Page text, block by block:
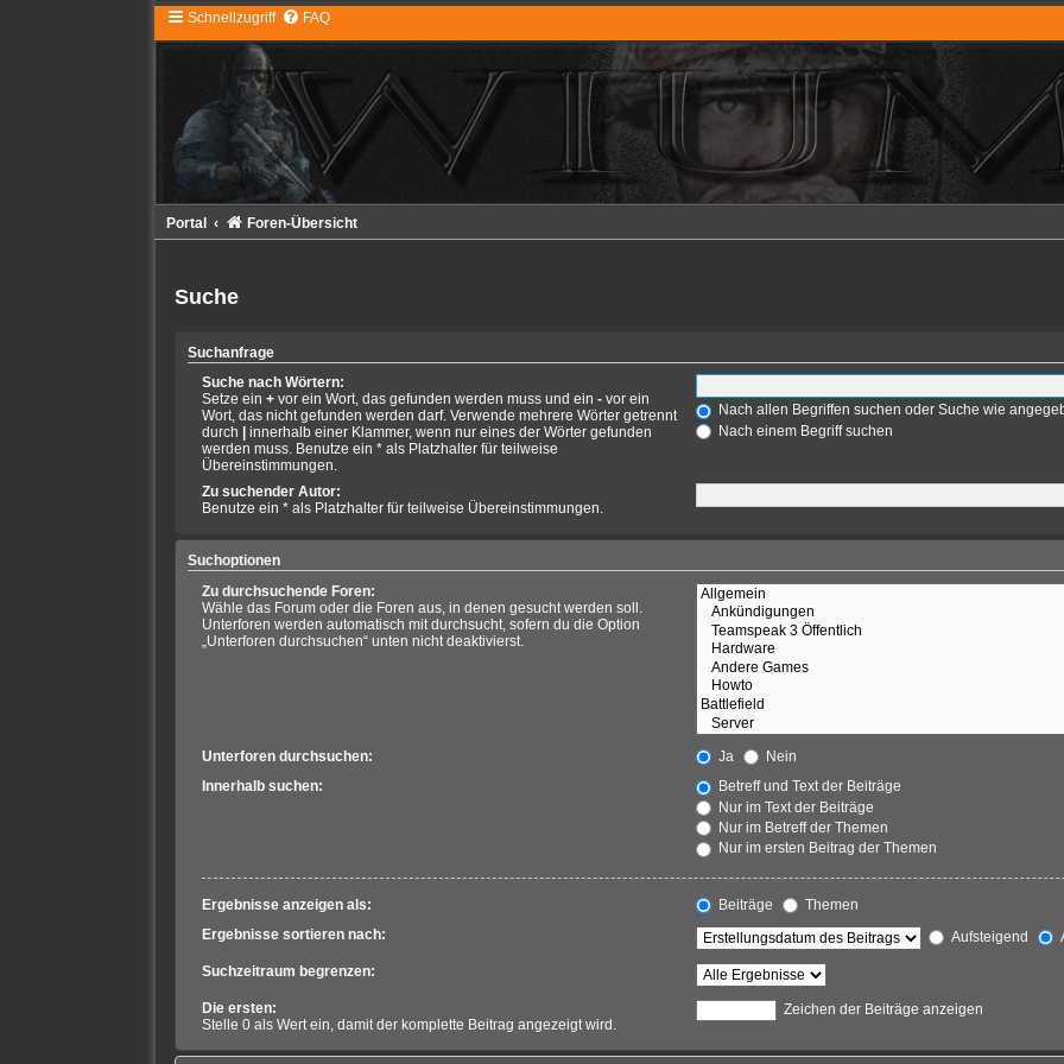
Schnellzugriff FAQ
Portal Foren-Übersicht
Suche
Suchanfrage
Suche nach Wörtern:
Setze ein +vor ein Wort, das gefunden werden muss und ein -vor ein
Wort, das nicht gefunden werden darf. Verwende mehrere Wörter getrennt
durch
innerhalb einer Klammer, wenn nur eines der Wörter gefunden
werden muss. Benutze ein * als Platzhalter für teilweise
Übereinstimmungen.
Nach allen Begriffen suchen oder Suche wie
Nach einem Begriff suchen
Zu suchender Autor:
Benutze ein * als Platzhalter für teilweise Übereinstimmungen.
Suchoptionen
Zu durchsuchende Foren:
Wähle das Forum oder die Foren aus, in denen gesucht werden soll.
Unterforen werden automatisch mit durchsucht, sofern du die Option
„Unterforen durchsuchen“ unten nicht deaktivierst.
Unterforen durchsuchen: Ja
Nein
Innerhalb suchen:
Betreff und Text der Beiträge
Nur im Text der Beiträge
Nur im Betreff der Themen
Nur im ersten Beitrag der Themen
Ergebnisse anzeigen als: Beiträge
Themen
Ergebnisse sortieren nach:
Aufsteigend
Suchzeitraum begrenzen:
Die ersten:
Stelle 0 als Wert ein, damit der komplette Beitrag angezeigt wird.
Zeichen der Beiträge anzeigen